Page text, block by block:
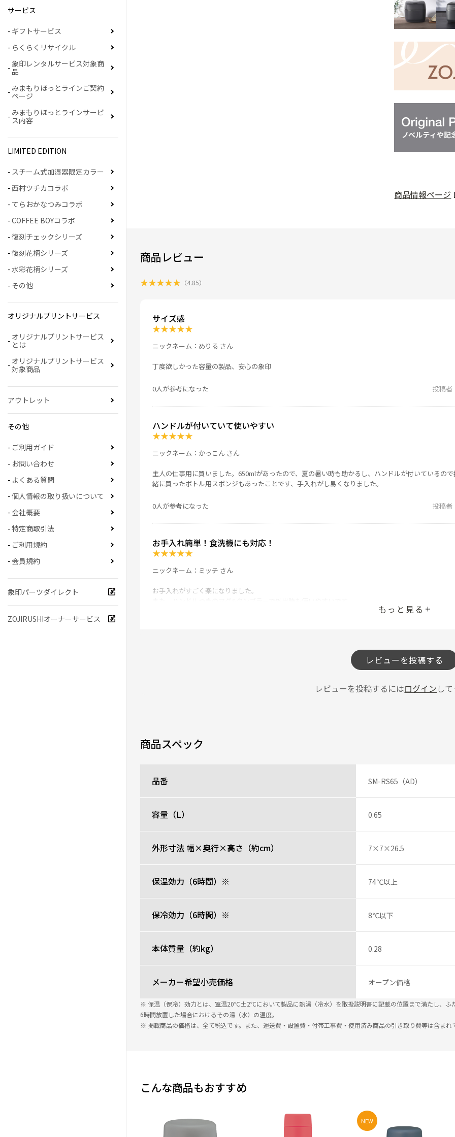
商品情報ページ
商品レビュー
★★★★★ （4.85）
サイズ感
★★★★★
ニックネーム：めりる さん
丁度欲しかった容量の製品、安心の象印
0人が参考になった 投稿者
ハンドルが付いていて使いやすい
★★★★★
ニックネーム：かっこん さん
主人の仕事用に買いました。650mlがあったので、夏の暑い時も助かるし、ハンドルが付いているの
緒に買ったボトル用スポンジもあったことです、手入れがし易くなりました。
0人が参考になった 投稿者
お手入れ簡単！食洗機にも対応！
★★★★★
ニックネーム：ミッチ さん
お手入れがすごく楽になりました。
です。
保冷効果抜群！
★
★ ★
他のメーカーに比べ、保冷持続時間が長いです。蓋の持ち手部分が開けやすいのも良い。
0人が参考になった 投稿者
もっと見る
レビューを投稿する
レビューを投稿するにはログイン し
商品スペック
品番 SM-RS65（AD）
容量（L） 0.65
外形寸法 幅×奥行×高さ（約cm） 7×7×26.5
保温効力（6時間）※ 74℃以上
保冷効力（6時間）※ 8℃以下
本体質量（約kg） 0.28
メーカー希望小売価格 オープン価格
※ 保温（保冷）効力とは、室温20℃±2℃において製品に熱湯（冷水）を取扱説明書に記載の位置まで満たし
6時間放置した場合におけるその湯（水）の温度。
※ 掲載商品の価格は、全て税込です。また、運送費・設置費・付帯工事費・使用済み商品の引き取り費等は含まれ
こんな商品もおすすめ
NEW
サービス
ギフトサービス
らくらくリサイクル
象印レンタルサービス対象商
品
みまもりほっとラインご契約
ページ
みまもりほっとラインサービ
ス内容
LIMITED EDITION
スチーム式加湿器限定カラー
西村ツチカコラボ
てらおかなつみコラボ
COFFEE BOYコラボ
復刻チェックシリーズ
復刻花柄シリーズ
水彩花柄シリーズ
その他
オリジナルプリントサービス
オリジナルプリントサービス
とは
オリジナルプリントサービス
対象商品
アウトレット
その他
ご利用ガイド
お問い合わせ
よくある質問
個人情報の取り扱いについて
会社概要
特定商取引法
ご利用規約
会員規約
象印パーツダイレクト
ZOJIRUSHIオーナーサービス